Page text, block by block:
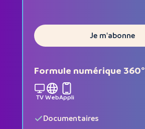
Je m'abonne
Formule numérique 360°
TV WebAppli
Documentaires